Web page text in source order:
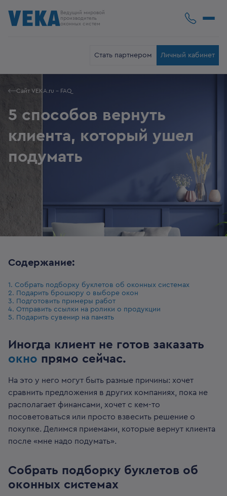
Ведущий мировой
производитель
оконных систем
Стать партнером Личный кабинет
Сайт VEKA.ru - FAQ
5 способов вернуть
клиента, который ушел
подумать
Содержание:
1. Собрать подборку буклетов об оконных системах
2. Подарить брошюру о выборе окон
3. Подготовить примеры работ
4. Отправить ссылки на ролики о продукции
5. Подарить сувенир на память
Иногда клиент не готов заказать
окно прямо сейчас.
На это у него могут быть разные причины: хочет
сравнить предложения в других компаниях, пока не
располагает финансами, хочет с кем-то
посоветоваться или просто взвесить решение о
покупке. Делимся приемами, которые вернут клиента
после «мне надо подумать».
Собрать подборку буклетов об
оконных системах